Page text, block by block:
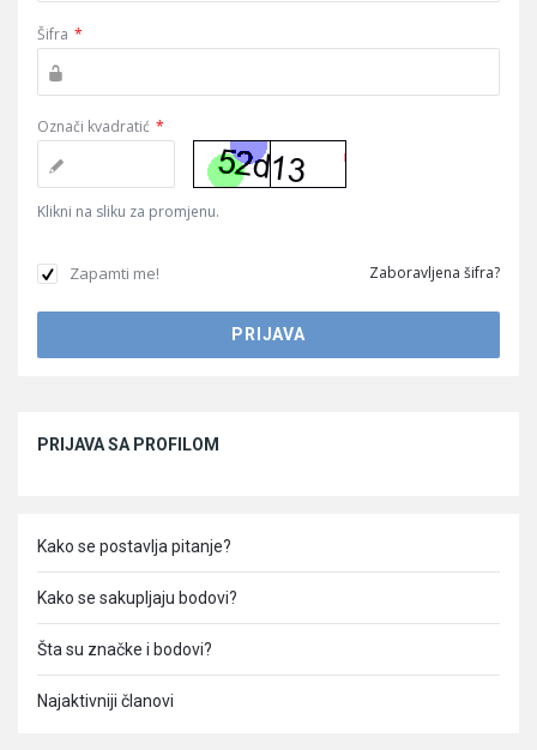
Šifra *
Označi kvadratić *
Klikni na sliku za promjenu.
Zapamti me! Zaboravljena šifra?
PRIJAVA SA PROFILOM
Kako se postavlja pitanje?
Kako se sakupljaju bodovi?
Šta su značke i bodovi?
Najaktivniji članovi